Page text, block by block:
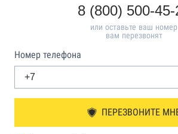
8 (800) 500-45-
или оставьте ваш номер
вам перезвонят
Номер телефона
ПЕРЕЗВОНИТЕ